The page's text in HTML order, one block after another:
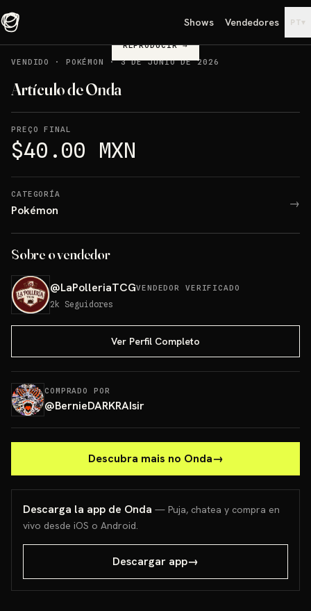
Shows Vendedores PT▾
REPRODUCIR→
VENDIDO
· POKÉMON ·3 DE JUNIO DE 2026
Artículo de Onda
PREÇO FINAL
$40.00 MXN
CATEGORÍA
Pokémon →
Sobre o vendedor
@LaPolleriaTCGVENDEDOR VERIFICADO
2k Seguidores
Ver Perfil Completo
COMPRADO POR
@BernieDARKRAIsir
Descubra mais no Onda→
Descarga la app de Onda — Puja, chatea y compra en
vivo desde iOS o Android.
Descargar app→